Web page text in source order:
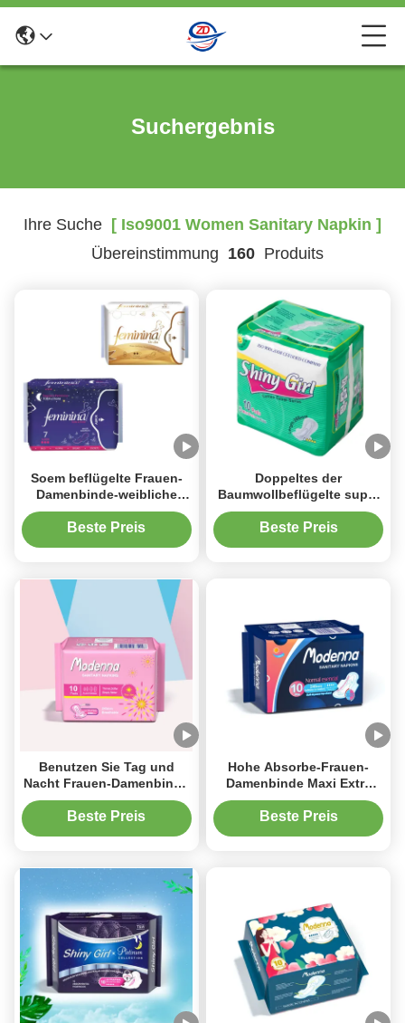
Suchergebnis
Ihre Suche [ Iso9001 Women Sanitary Napkin ]
Übereinstimmung 160Produits
Soem beflügelte Frauen-
Damenbinde-weibliche
Baumwollauflagen
Breathable ISO9001
Beste Preis
Doppeltes der
Baumwollbeflügelte super
saugfähiges Frauen-
Damenbinde-290mm
Beste Preis
Benutzen Sie Tag und
Nacht Frauen-Damenbinde
Eco, das freundliche
Wegwerfsuper absorbieren
Beste Preis
Hohe Absorbe-Frauen-
Damenbinde Maxi Extra
Thick Sanitary Pads
285mm
Beste Preis